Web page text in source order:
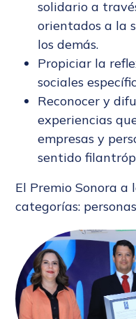
solidario a
orientados a la
los demás.
Propiciar la
sociales
Reconocer y
experiencias
empresas y
sentido
El Premio Sonora a
categorías: